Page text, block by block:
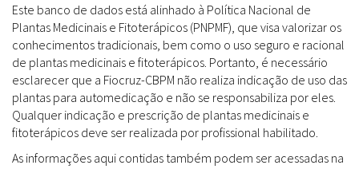
Este banco de dados está alinhado à Política Nacional de
Plantas Medicinais e Fitoterápicos (PNPMF), que visa valorizar os
conhecimentos tradicionais, bem como o uso seguro e racional
de plantas medicinais e fitoterápicos. Portanto, é necessário
esclarecer que a Fiocruz-CBPM não realiza indicação de uso das
plantas para automedicação e não se responsabiliza por eles.
Qualquer indicação e prescrição de plantas medicinais e
fitoterápicos deve ser realizada por profissional habilitado.
As informações aqui contidas também podem ser acessadas na